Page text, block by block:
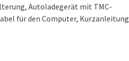
Autoladegerät mit TMC-
für den Computer, Kurzanleitung